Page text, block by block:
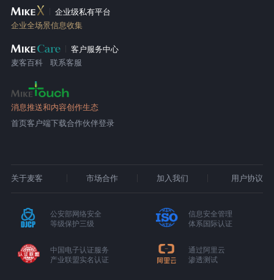
企业级私有平台
企业全场景信息收集
客户服务中心
麦客百科
联系客服
消息推送和内容创作生态
首页客户端下载合作伙伴登录
关于麦客 市场合作 加入我们 用户协议
公安部网络安全
等级保护三级
信息安全管理
体系国际认证
中国电子认证服务
产业联盟实名认证
通过阿里云
渗透测试